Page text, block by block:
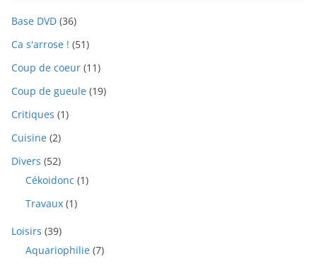
Base DVD (36)
Ca s'arrose ! (51)
Coup de coeur (11)
Coup de gueule (19)
Critiques (1)
Cuisine (2)
Divers (52)
Cékoidonc (1)
Travaux (1)
Loisirs (39)
Aquariophilie (7)